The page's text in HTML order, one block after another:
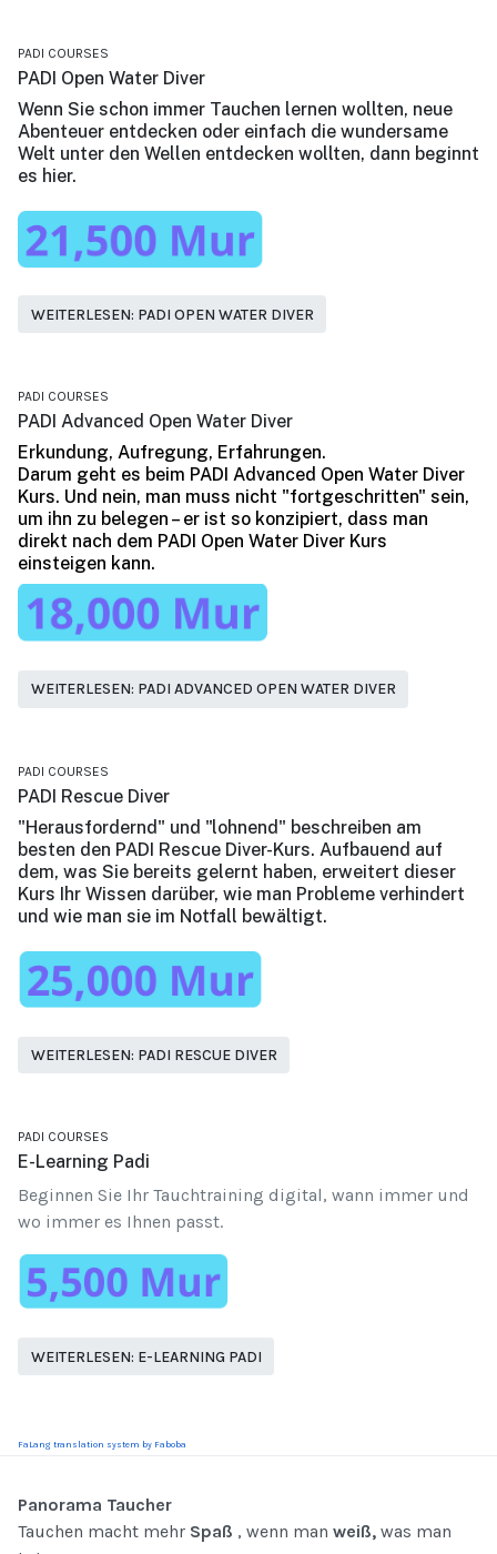
PADI COURSES
PADI Open Water Diver
Wenn Sie schon immer Tauchen lernen wollten, neue
Abenteuer entdecken oder einfach die wundersame
Welt unter den Wellen entdecken wollten, dann beginnt
es hier.
WEITERLESEN: PADI OPEN WATER DIVER
PADI COURSES
PADI Advanced Open Water Diver
Erkundung, Aufregung, Erfahrungen.
Darum geht es beim PADI Advanced Open Water Diver
Kurs. Und nein, man muss nicht "fortgeschritten" sein,
um ihn zu belegen – er ist so konzipiert, dass man
direkt nach dem PADI Open Water Diver Kurs
einsteigen kann.
WEITERLESEN: PADI ADVANCED OPEN WATER DIVER
PADI COURSES
PADI Rescue Diver
"Herausfordernd" und "lohnend" beschreiben am
besten den PADI Rescue Diver-Kurs. Aufbauend auf
dem, was Sie bereits gelernt haben, erweitert dieser
Kurs Ihr Wissen darüber, wie man Probleme verhindert
und wie man sie im Notfall bewältigt.
WEITERLESEN: PADI RESCUE DIVER
PADI COURSES
E-Learning Padi
Beginnen Sie Ihr Tauchtraining digital, wann immer und
wo immer es Ihnen passt.
WEITERLESEN: E-LEARNING PADI
FaLang translation system by Faboba
Panorama Taucher
Tauchen macht mehr Spaß , wenn man weiß, was man